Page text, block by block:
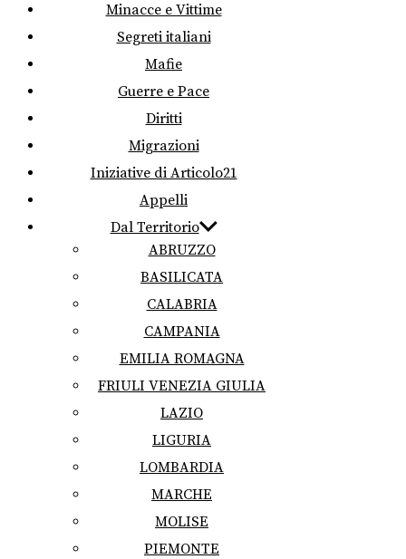
Minacce e Vittime
Segreti italiani
Mafie
Guerre e Pace
Diritti
Migrazioni
Iniziative di Articolo21
Appelli
Dal Territorio
ABRUZZO
BASILICATA
CALABRIA
CAMPANIA
EMILIA ROMAGNA
FRIULI VENEZIA GIULIA
LAZIO
LIGURIA
LOMBARDIA
MARCHE
MOLISE
PIEMONTE